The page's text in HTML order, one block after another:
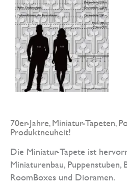
70er-Jahre, Miniatur-Tapeten,
Produktneuheit!
Die Miniatur-Tapete ist
Miniaturenbau, Puppenstuben,
RoomBoxes und Dioramen.